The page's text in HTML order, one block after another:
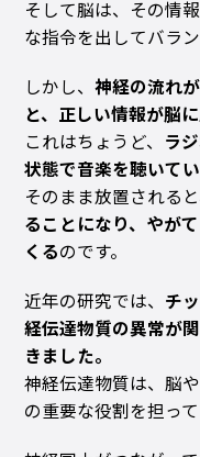
そして脳は、その情
な指令を出してバラ
しかし、神経の流れ
と、正しい情報が脳
これはちょうど、 ラ
状態で音楽を聴いて
そのまま放置される
ることになり、やが
くるのです。
近年の研究では、 チ
経伝達物質の異常が
きました。
神経伝達物質は、脳
の重要な役割を担って